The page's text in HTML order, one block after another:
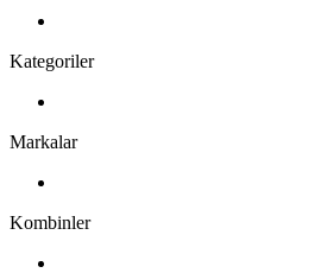
Kategoriler
Markalar
Kombinler